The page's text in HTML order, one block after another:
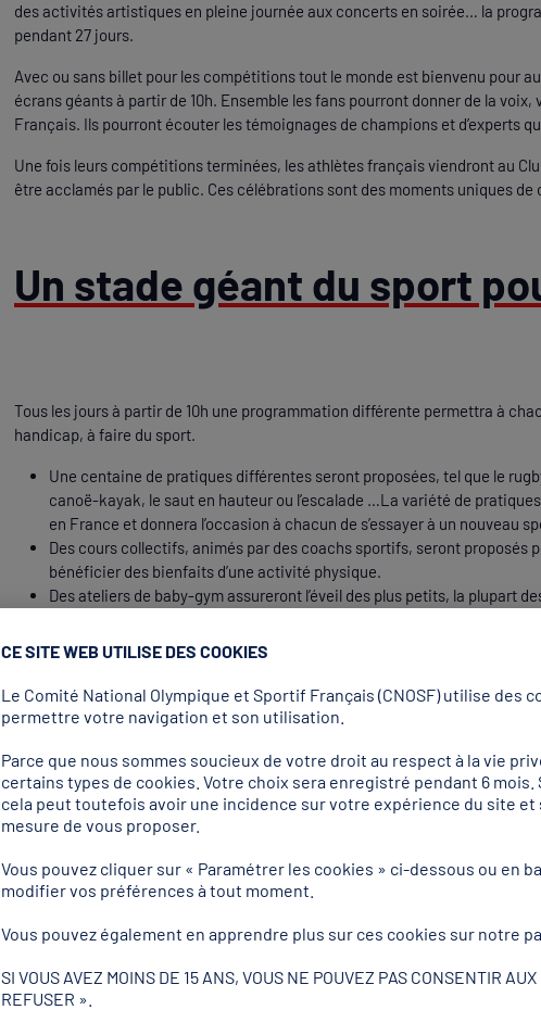
des activités artistiques en pleine journée aux concerts en soirée… la
pendant 27 jours.
Avec ou sans billet pour les compétitions tout le monde est bienvenu pour
écrans géants à partir de 10h. Ensemble les fans pourront donner de la
Français. Ils pourront écouter les témoignages de champions et d’experts
Une fois leurs compétitions terminées, les athlètes français viendront au
être acclamés par le public. Ces célébrations sont des moments uniques
Un stade géant du sport
Tous les jours à partir de 10h une programmation différente permettra à
handicap, à faire du sport.
Une centaine de pratiques différentes seront proposées, tel que le
canoë-kayak, le saut en hauteur ou l’escalade …La variété de
en France et donnera l’occasion à chacun de s’essayer à un nouveau
Des cours collectifs, animés par des coachs sportifs, seront proposés
bénéficier des bienfaits d’une activité physique.
Des ateliers de baby-gym assureront l’éveil des plus petits, la plupart
Des démonstrations d’athlètes exceptionnels seront également
Une programmation
unique
d’artistes notamment présentés par la FNAC, des showcasings ou des sets
CE SITE WEB UTILISE DES COOKIES
Le Comité National Olympique et Sportif Français (CNOSF) utilise des
permettre votre navigation et son utilisation.
Parce que nous sommes soucieux de votre droit au respect à la vie
certains types de cookies. Votre choix sera enregistré pendant 6
cela peut toutefois avoir une incidence sur votre expérience du site et
mesure de vous proposer.
Vous pouvez cliquer sur « Paramétrer les cookies » ci-dessous ou en
modifier vos préférences à tout moment.
Vous pouvez également en apprendre plus sur ces cookies sur notre
SI VOUS AVEZ MOINS DE 15 ANS, VOUS NE POUVEZ PAS CONSENTIR
REFUSER ».